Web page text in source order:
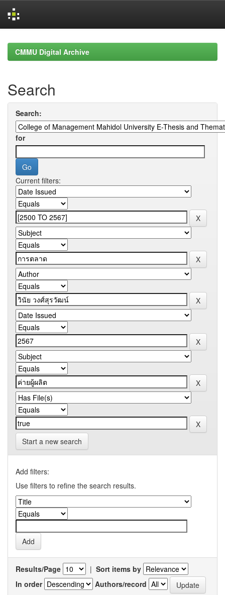
navigationCMMU Digital Archive
Search
Search:
for
Current filters:
Start a new search
Add filters:
Use filters to refine the search results.
Results/Page | Sort items by
In order
Authors/record